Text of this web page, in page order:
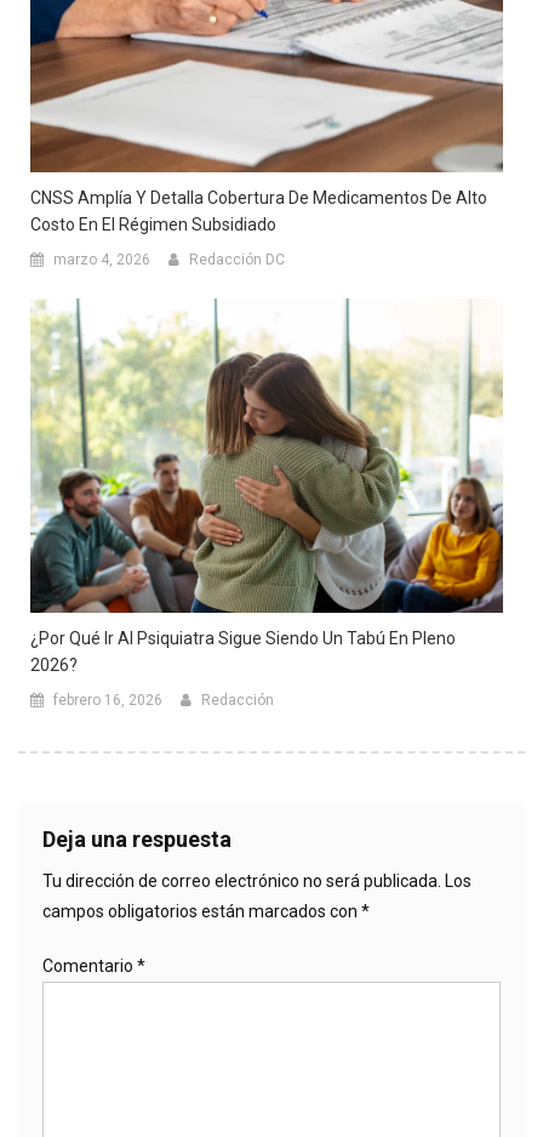
CNSS Amplía Y Detalla Cobertura De Medicamentos De Alto
Costo En El Régimen Subsidiado
marzo 4, 2026 Redacción DC
¿Por Qué Ir Al Psiquiatra Sigue Siendo Un Tabú En Pleno
2026?
febrero 16, 2026 Redacción
Deja una respuesta
Tu dirección de correo electrónico no será publicada. Los
campos obligatorios están marcados con *
Comentario *